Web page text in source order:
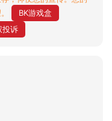
BK游戏盒
投诉